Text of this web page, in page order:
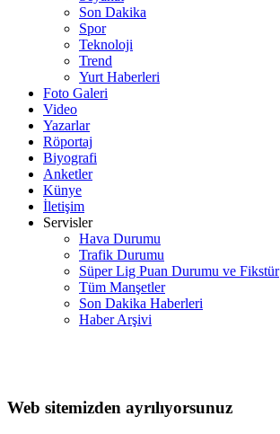
Son Dakika
Spor
Teknoloji
Trend
Yurt Haberleri
Foto Galeri
Video
Yazarlar
Röportaj
Biyografi
Anketler
Künye
İletişim
Servisler
Hava Durumu
Trafik Durumu
Süper Lig Puan Durumu ve Fikstür
Tüm Manşetler
Son Dakika Haberleri
Haber Arşivi
Web sitemizden ayrılıyorsunuz